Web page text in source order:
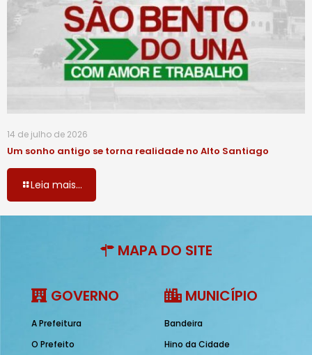
14 de julho de 2026
Um sonho antigo se torna realidade no Alto Santiago
Leia mais...
MAPA DO SITE
GOVERNO
A Prefeitura
O Prefeito
MUNICÍPIO
Bandeira
Hino da Cidade